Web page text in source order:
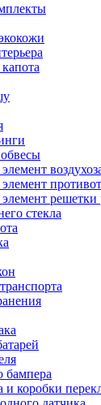
решетки
стекла
бампера
и коробки